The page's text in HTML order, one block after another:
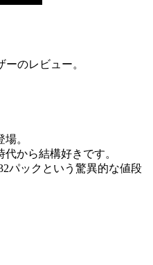
のレビュー。
。
から結構好きです。
パックという驚異的な値段